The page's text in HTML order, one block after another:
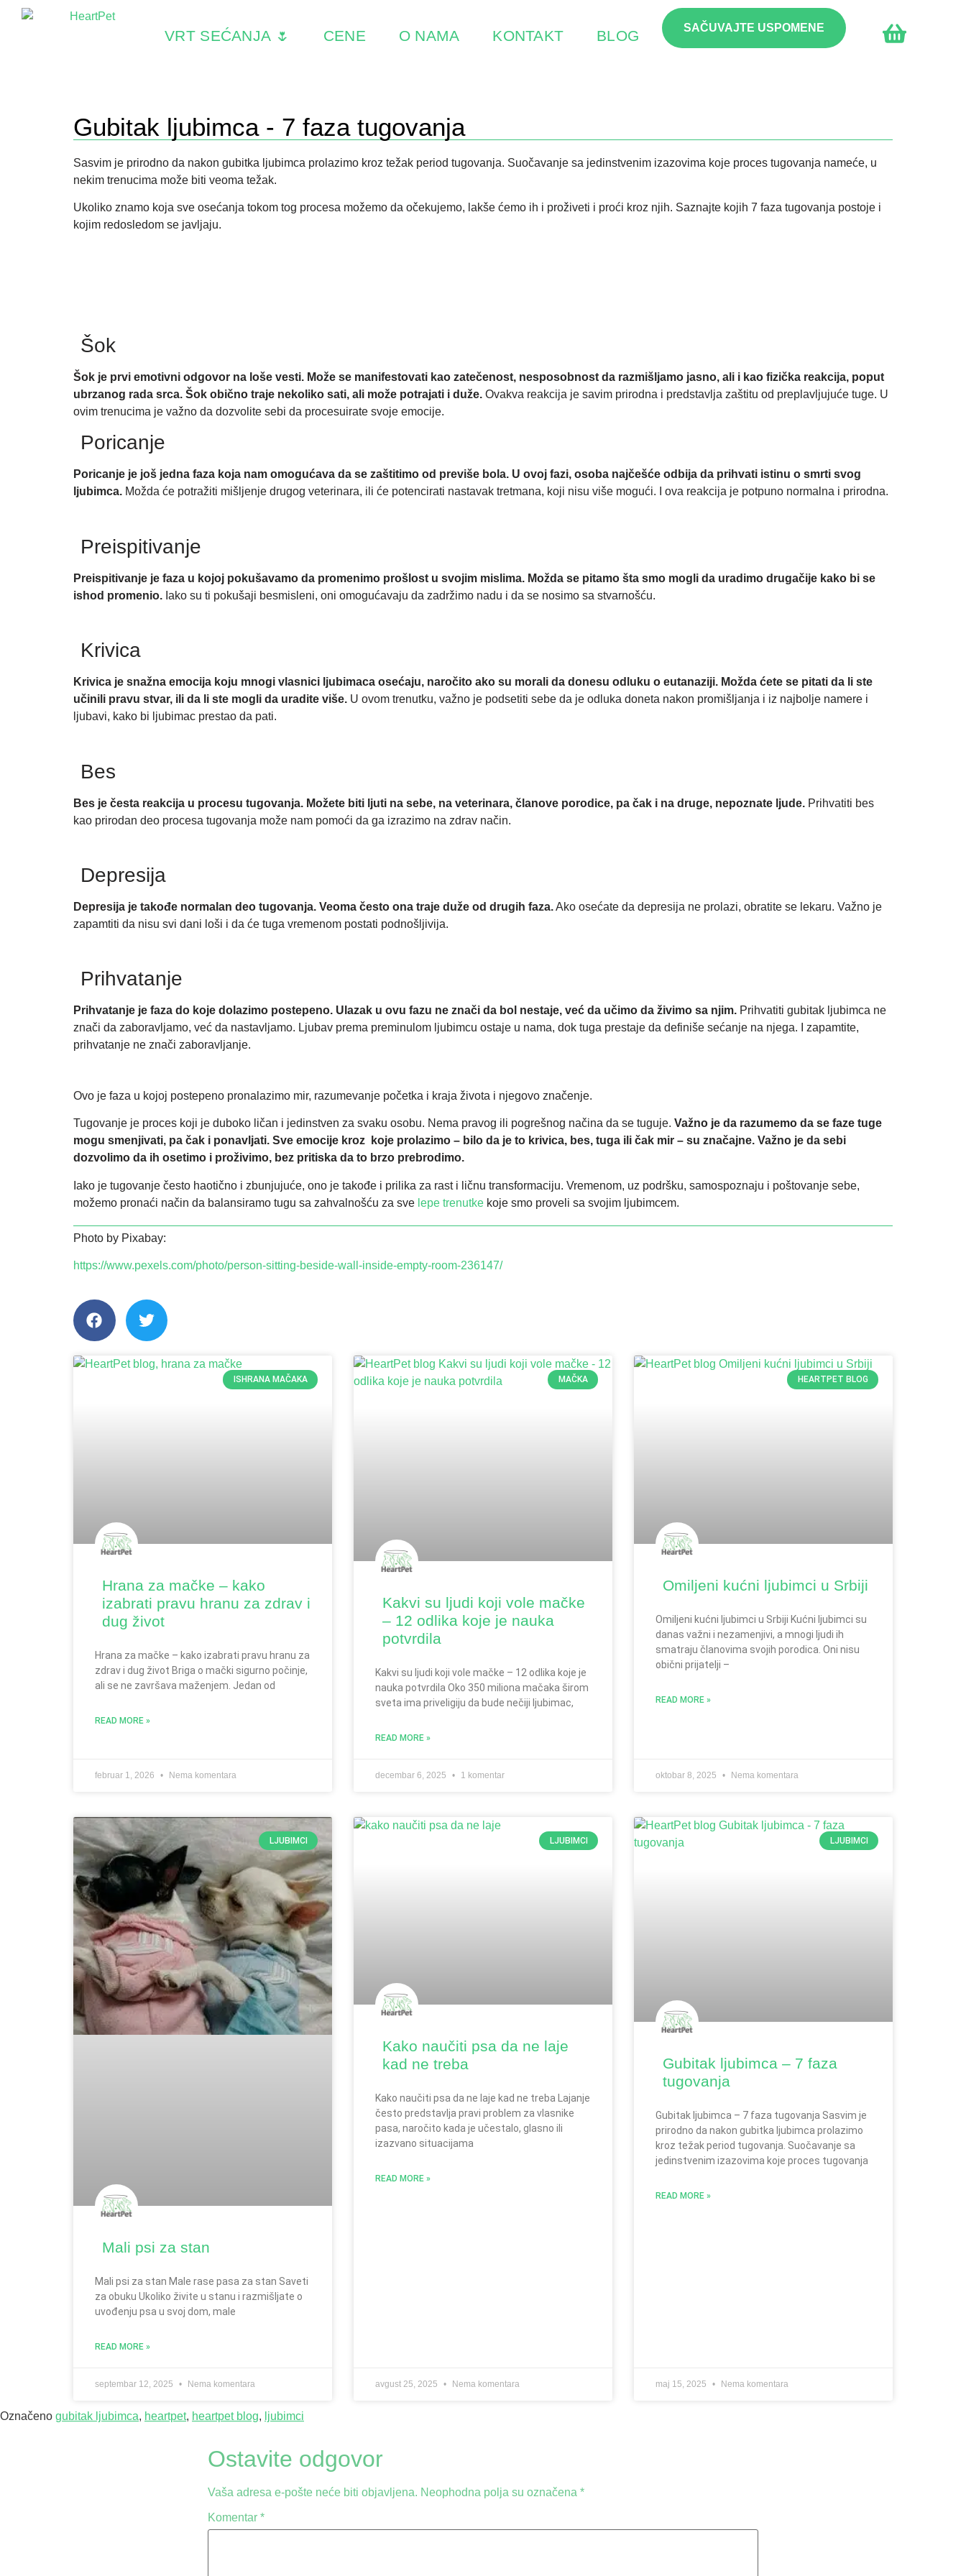
VRT SEĆANJA 🌷 CENE O NAMA KONTAKT BLOG SAČUVAJTE USPOMENE
Gubitak ljubimca - 7 faza tugovanja
Sasvim je prirodno da nakon gubitka ljubimca prolazimo kroz težak period tugovanja. Suočavanje sa jedinstvenim izazovima koje proces tugovanja nameće, u
nekim trenucima može biti veoma težak.
Ukoliko znamo koja sve osećanja tokom tog procesa možemo da očekujemo, lakše ćemo ih i proživeti i proći kroz njih. Saznajte kojih 7 faza tugovanja postoje i
kojim redosledom se javljaju.
Šok
Šok je prvi emotivni odgovor na loše vesti. Može se manifestovati kao zatečenost, nesposobnost da razmišljamo jasno, ali i kao fizička reakcija, poput
ubrzanog rada srca. Šok obično traje nekoliko sati, ali može potrajati i duže. Ovakva reakcija je savim prirodna i predstavlja zaštitu od preplavljujuće tuge. U
ovim trenucima je važno da dozvolite sebi da procesuirate svoje emocije.
Poricanje
Poricanje je još jedna faza koja nam omogućava da se zaštitimo od previše bola. U ovoj fazi, osoba najčešće odbija da prihvati istinu o smrti svog
ljubimca. Možda će potražiti mišljenje drugog veterinara, ili će potencirati nastavak tretmana, koji nisu više mogući. I ova reakcija je potpuno normalna i prirodna.
Preispitivanje
Preispitivanje je faza u kojoj pokušavamo da promenimo prošlost u svojim mislima. Možda se pitamo šta smo mogli da uradimo drugačije kako bi se
ishod promenio. Iako su ti pokušaji besmisleni, oni omogućavaju da zadržimo nadu i da se nosimo sa stvarnošću.
Krivica
Krivica je snažna emocija koju mnogi vlasnici ljubimaca osećaju, naročito ako su morali da donesu odluku o eutanaziji. Možda ćete se pitati da li ste
učinili pravu stvar, ili da li ste mogli da uradite više. U ovom trenutku, važno je podsetiti sebe da je odluka doneta nakon promišljanja i iz najbolje namere i
ljubavi, kako bi ljubimac prestao da pati.
Bes
Bes je česta reakcija u procesu tugovanja. Možete biti ljuti na sebe, na veterinara, članove porodice, pa čak i na druge, nepoznate ljude. Prihvatiti bes
kao prirodan deo procesa tugovanja može nam pomoći da ga izrazimo na zdrav način.
Depresija
Depresija je takođe normalan deo tugovanja. Veoma često ona traje duže od drugih faza.Ako osećate da depresija ne prolazi, obratite se lekaru. Važno je
zapamtiti da nisu svi dani loši i da će tuga vremenom postati podnošljivija.
Prihvatanje
Prihvatanje je faza do koje dolazimo postepeno. Ulazak u ovu fazu ne znači da bol nestaje, već da učimo da živimo sa njim. Prihvatiti gubitak ljubimca ne
znači da zaboravljamo, već da nastavljamo. Ljubav prema preminulom ljubimcu ostaje u nama, dok tuga prestaje da definiše sećanje na njega. I zapamtite,
prihvatanje ne znači zaboravljanje.
Ovo je faza u kojoj postepeno pronalazimo mir, razumevanje početka i kraja života i njegovo značenje.
Tugovanje je proces koji je duboko ličan i jedinstven za svaku osobu. Nema pravog ili pogrešnog načina da se tuguje. Važno je da razumemo da se faze tuge
mogu smenjivati, pa čak i ponavljati. Sve emocije kroz koje prolazimo – bilo da je to krivica, bes, tuga ili čak mir – su značajne. Važno je da sebi
dozvolimo da ih osetimo i proživimo, bez pritiska da to brzo prebrodimo.
Iako je tugovanje često haotično i zbunjujuće, ono je takođe i prilika za rast i ličnu transformaciju. Vremenom, uz podršku, samospoznaju i poštovanje sebe,
možemo pronaći način da balansiramo tugu sa zahvalnošću za sve lepe trenutke koje smo proveli sa svojim ljubimcem.
Photo by Pixabay:
https://www.pexels.com/photo/person-sitting-beside-wall-inside-empty-room-236147/
ISHRANA MAČAKA
Hrana za mačke – kako
izabrati pravu hranu za zdrav i
dug život
Hrana za mačke – kako izabrati pravu hranu za
zdrav i dug život Briga o mački sigurno počinje,
ali se ne završava maženjem. Jedan od
READ MORE »
februar 1, 2026 Nema komentara
MAČKA
Kakvi su ljudi koji vole mačke
– 12 odlika koje je nauka
potvrdila
Kakvi su ljudi koji vole mačke – 12 odlika koje je
nauka potvrdila Oko 350 miliona mačaka širom
sveta ima priveligiju da bude nečiji ljubimac,
READ MORE »
decembar 6, 2025 1 komentar
HEARTPET BLOG
Omiljeni kućni ljubimci u Srbiji
Omiljeni kućni ljubimci u Srbiji Kućni ljubimci su
danas važni i nezamenjivi, a mnogi ljudi ih
smatraju članovima svojih porodica. Oni nisu
obični prijatelji –
READ MORE »
oktobar 8, 2025 Nema komentara
LJUBIMCI
Mali psi za stan
Mali psi za stan Male rase pasa za stan Saveti
za obuku Ukoliko živite u stanu i razmišljate o
uvođenju psa u svoj dom, male
READ MORE »
septembar 12, 2025 Nema komentara
LJUBIMCI
Kako naučiti psa da ne laje
kad ne treba
Kako naučiti psa da ne laje kad ne treba Lajanje
često predstavlja pravi problem za vlasnike
pasa, naročito kada je učestalo, glasno ili
izazvano situacijama
READ MORE »
avgust 25, 2025 Nema komentara
LJUBIMCI
Gubitak ljubimca – 7 faza
tugovanja
Gubitak ljubimca – 7 faza tugovanja Sasvim je
prirodno da nakon gubitka ljubimca prolazimo
kroz težak period tugovanja. Suočavanje sa
jedinstvenim izazovima koje proces tugovanja
READ MORE »
maj 15, 2025 Nema komentara
Označeno gubitak ljubimca, heartpet, heartpet blog, ljubimci
Ostavite odgovor
Vaša adresa e-pošte neće biti objavljena. Neophodna polja su označena *
Komentar *